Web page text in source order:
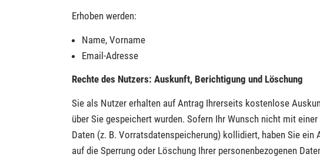
Erhoben werden:
Name, Vorname
Email-Adresse
Rechte des Nutzers: Auskunft, Berichtigung und Löschung
Sie als Nutzer erhalten auf Antrag Ihrerseits kostenlose
über Sie gespeichert wurden. Sofern Ihr Wunsch nicht mit
Daten (z. B. Vorratsdatenspeicherung) kollidiert, haben Sie
auf die Sperrung oder Löschung Ihrer personenbezogenen